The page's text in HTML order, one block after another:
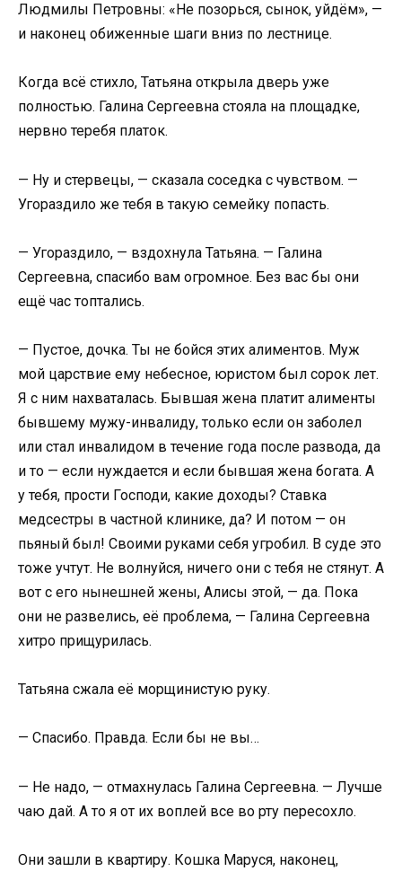
Людмилы Петровны: «Не позорься, сынок, уйдём», —
и наконец обиженные шаги вниз по лестнице.
Когда всё стихло, Татьяна открыла дверь уже
полностью. Галина Сергеевна стояла на площадке,
нервно теребя платок.
— Ну и стервецы, — сказала соседка с чувством. —
Угораздило же тебя в такую семейку попасть.
— Угораздило, — вздохнула Татьяна. — Галина
Сергеевна, спасибо вам огромное. Без вас бы они
ещё час топтались.
— Пустое, дочка. Ты не бойся этих алиментов. Муж
мой царствие ему небесное, юристом был сорок лет.
Я с ним нахваталась. Бывшая жена платит алименты
бывшему мужу-инвалиду, только если он заболел
или стал инвалидом в течение года после развода, да
и то — если нуждается и если бывшая жена богата. А
у тебя, прости Господи, какие доходы? Ставка
медсестры в частной клинике, да? И потом — он
пьяный был! Своими руками себя угробил. В суде это
тоже учтут. Не волнуйся, ничего они с тебя не стянут. А
вот с его нынешней жены, Алисы этой, — да. Пока
они не развелись, её проблема, — Галина Сергеевна
хитро прищурилась.
Татьяна сжала её морщинистую руку.
— Спасибо. Правда. Если бы не вы…
— Не надо, — отмахнулась Галина Сергеевна. — Лучше
чаю дай. А то я от их воплей все во рту пересохло.
Они зашли в квартиру. Кошка Маруся, наконец,